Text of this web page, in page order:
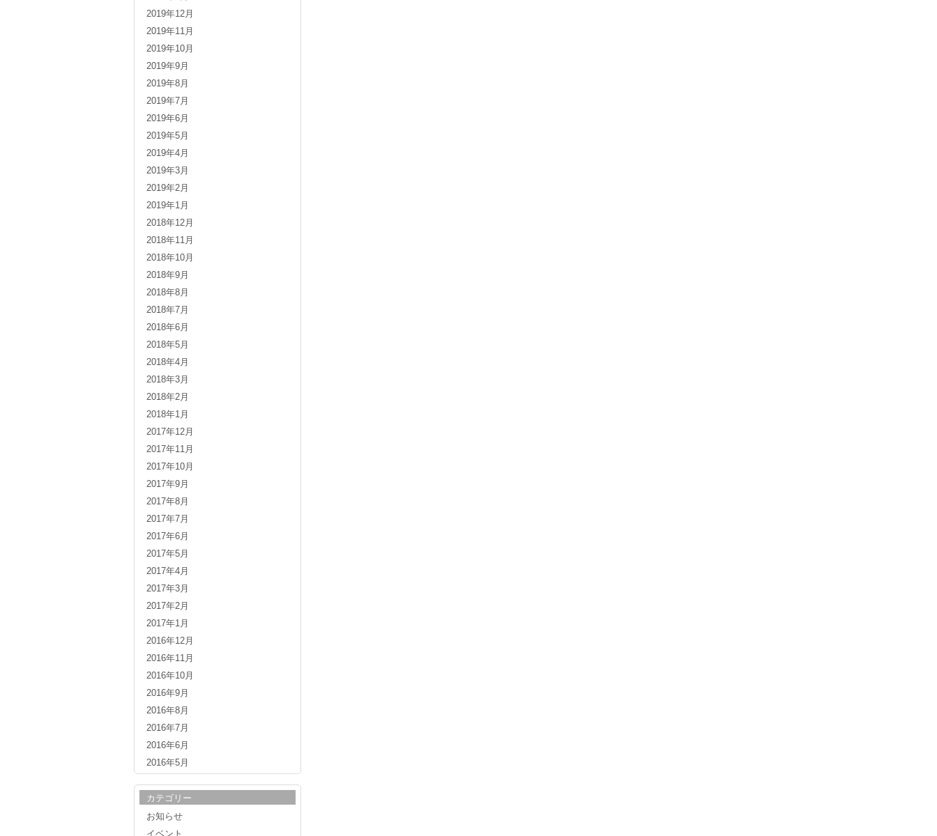
2019年12月
2019年11月
2019年10月
2019年9月
2019年8月
2019年7月
2019年6月
2019年5月
2019年4月
2019年3月
2019年2月
2019年1月
2018年12月
2018年11月
2018年10月
2018年9月
2018年8月
2018年7月
2018年6月
2018年5月
2018年4月
2018年3月
2018年2月
2018年1月
2017年12月
2017年11月
2017年10月
2017年9月
2017年8月
2017年7月
2017年6月
2017年5月
2017年4月
2017年3月
2017年2月
2017年1月
2016年12月
2016年11月
2016年10月
2016年9月
2016年8月
2016年7月
2016年6月
2016年5月
カテゴリー
お知らせ
イベント